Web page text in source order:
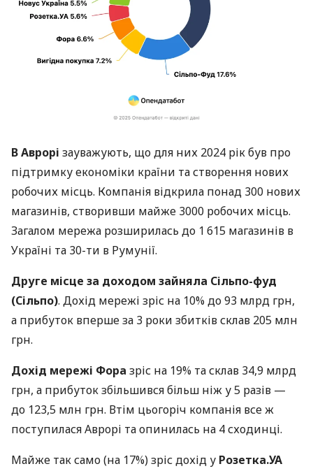
В Аврорі зауважують, що для них 2024 рік був про
підтримку економіки країни та створення нових
робочих місць. Компанія відкрила понад 300 нових
магазинів, створивши майже 3000 робочих місць.
Загалом мережа розширилась до 1 615 магазинів в
Україні та 30-ти в Румунії.
Друге місце за доходом зайняла Сільпо-фуд
(Сільпо). Дохід мережі зріс на 10% до 93 млрд грн,
а прибуток вперше за 3 роки збитків склав 205 млн
грн.
Дохід мережі Фора зріс на 19% та склав 34,9 млрд
грн, а прибуток збільшився більш ніж у 5 разів —
до 123,5 млн грн. Втім цьогоріч компанія все ж
поступилася Аврорі та опинилась на 4 сходинці.
Майже так само (на 17%) зріс дохід у Розетка.УА